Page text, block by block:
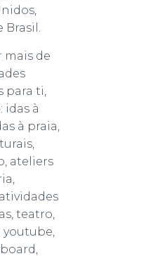
Brasil.
mais de
para ti,
idas à
à praia,
ateliers
teatro,
youtube,